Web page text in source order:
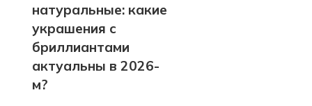
натуральные: какие
украшения с
бриллиантами
актуальны в 2026-
м?